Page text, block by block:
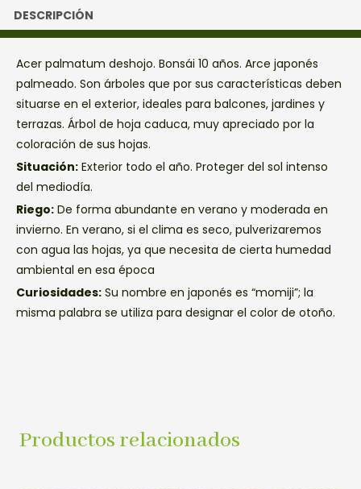
DESCRIPCIÓN
Acer palmatum deshojo. Bonsái 10 años. Arce japonés
palmeado. Son árboles que por sus características deben
situarse en el exterior, ideales para balcones, jardines y
terrazas. Árbol de hoja caduca, muy apreciado por la
coloración de sus hojas.
Situación: Exterior todo el año. Proteger del sol intenso
del mediodía.
Riego: De forma abundante en verano y moderada en
invierno. En verano, si el clima es seco, pulverizaremos
con agua las hojas, ya que necesita de cierta humedad
ambiental en esa época
Curiosidades: Su nombre en japonés es “momiji”; la
misma palabra se utiliza para designar el color de otoño.
Productos relacionados